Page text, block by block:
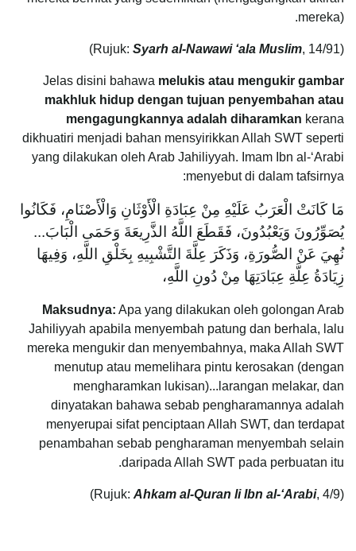
mereka).
(Rujuk:
Syarh al-Nawawi ‘ala Muslim, 14/91)
Jelas disini bahawa melukis atau mengukir gambar
makhluk hidup dengan tujuan penyembahan atau
mengagungkannya adalah diharamkan kerana
dikhuatiri menjadi bahan mensyirikkan Allah SWT seperti
yang dilakukan oleh Arab Jahiliyyah. Imam Ibn al-‘Arabi
menyebut di dalam tafsirnya:
مَا كَانَتْ الْعَرَبُ عَلَيْهِ مِنْ عِبَادَةِ الْأَوْثَانِ وَالْأَصْنَامِ، فَكَانُوا
يُصَوِّرُونَ وَيَعْبُدُونَ، فَقَطَعَ اللَّهُ الذَّرِيعَةَ وَحَمَى الْبَابَ...
نُهِيَ عَنْ الصُّورَةِ، وَذَكَرَ عِلَّةَ التَّشْبِيهِ بِخَلْقِ اللَّهِ، وَفِيهَا
زِيَادَةُ عِلَّةِ عِبَادَتِهَا مِنْ دُونِ اللَّهِ،
Maksudnya: Apa yang dilakukan oleh golongan Arab
Jahiliyyah apabila menyembah patung dan berhala, lalu
mereka mengukir dan menyembahnya, maka Allah SWT
menutup atau memelihara pintu kerosakan (dengan
mengharamkan lukisan)...larangan melakar, dan
dinyatakan bahawa sebab pengharamannya adalah
menyerupai sifat penciptaan Allah SWT, dan terdapat
penambahan sebab pengharaman menyembah selain
daripada Allah SWT pada perbuatan itu.
(Rujuk:
Ahkam al-Quran li Ibn al-‘Arabi, 4/9)